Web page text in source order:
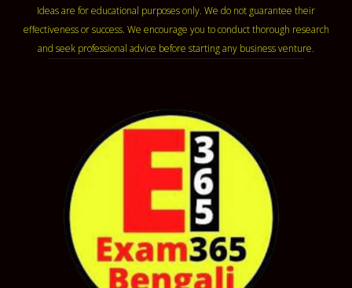
Ideas are for educational purposes only. We do not guarantee their
effectiveness or success. We encourage you to conduct thorough research
and seek professional advice before starting any business venture.